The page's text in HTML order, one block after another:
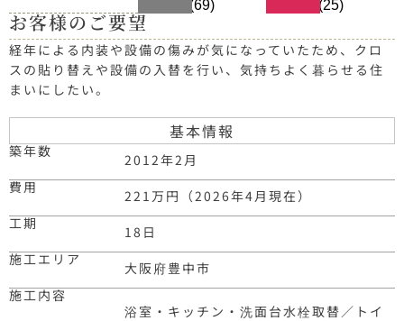
お客様のご要望
経年による内装や設備の傷みが気になっていたため、クロ
スの貼り替えや設備の入替を行い、気持ちよく暮らせる住
まいにしたい。
基本情報
築年数
2012年2月
費用
221万円（2026年4月現在）
工期
18日
施工エリア
大阪府豊中市
施工内容
浴室・キッチン・洗面台水栓取替／トイ